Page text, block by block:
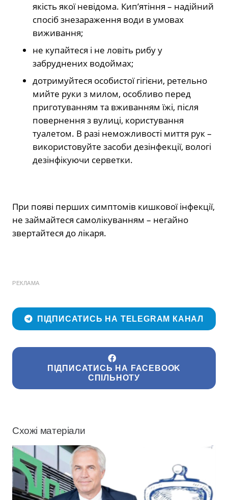
якість якої невідома. Кип’ятіння – надійний
спосіб знезараження води в умовах
виживання;
не купайтеся і не ловіть рибу у
забруднених водоймах;
дотримуйтеся особистої гігієни, ретельно
мийте руки з милом, особливо перед
приготуванням та вживанням їжі, після
повернення з вулиці, користування
туалетом. В разі неможливості миття рук –
використовуйте засоби дезінфекції, вологі
дезінфікуючи серветки.
При появі перших симптомів кишкової інфекції,
не займайтеся самолікуванням – негайно
звертайтеся до лікаря.
РЕКЛАМА
ПІДПИСАТИСЬ НА TELEGRAM КАНАЛ
ПІДПИСАТИСЬ НА FACEBOOK
СПІЛЬНОТУ
Схожі матеріали